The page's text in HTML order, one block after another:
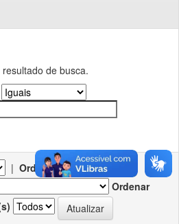
de busca.
| Ordenar registros por
Ordenar